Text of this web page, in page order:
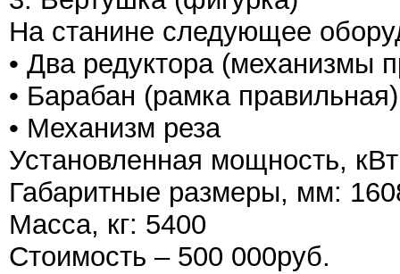
На станине следующее
• Два редуктора (механизмы
• Барабан (рамка правильная)
• Механизм реза
Установленная мощность,
Габаритные размеры, мм:
Масса, кг: 5400
Стоимость – 500 000руб.